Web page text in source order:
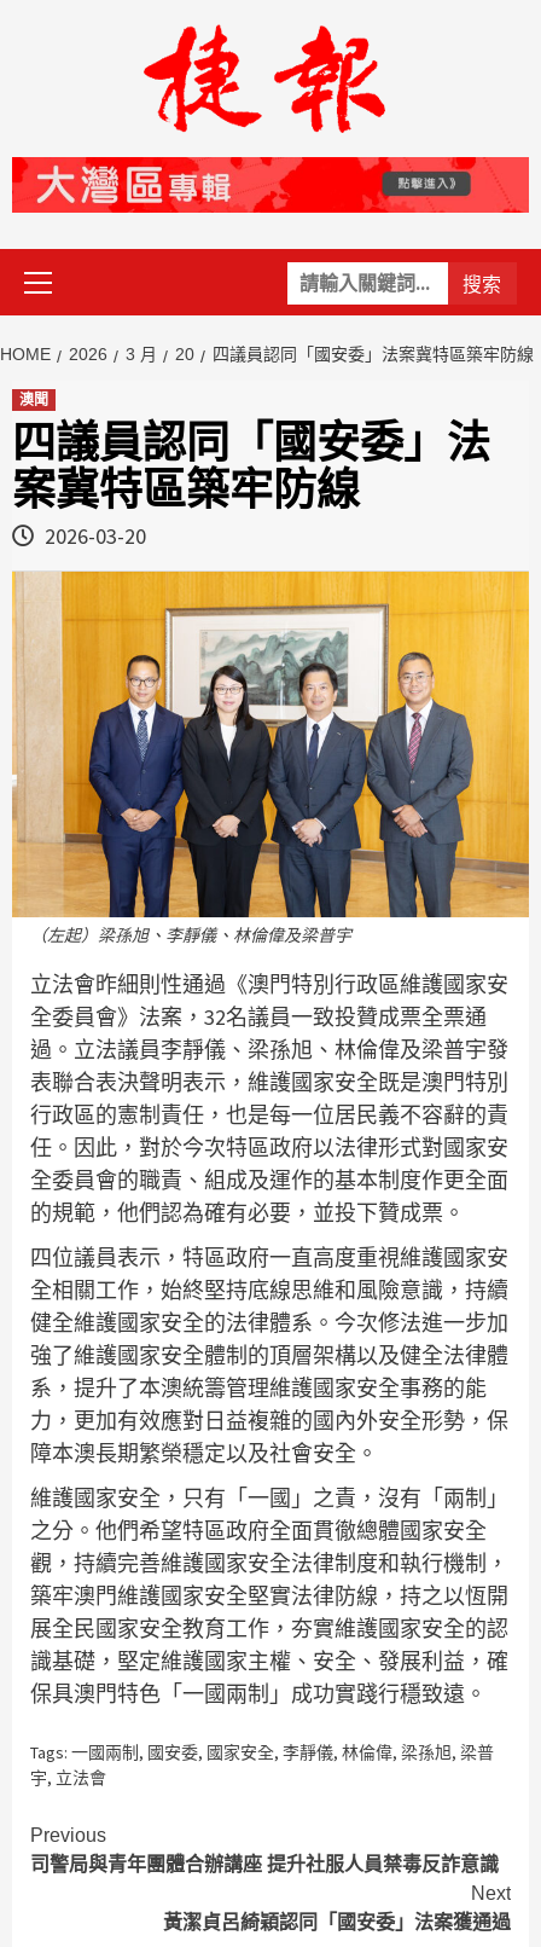
關
鍵
Primary
Menu
HOME 2026 3 月 20 四議員認同「國安委」法案冀特區築牢防線
澳聞
四議員認同「國安委」法
案冀特區築牢防線
2026-03-20
（左起）梁孫旭、李靜儀、林倫偉及梁普宇
立法會昨細則性通過《澳門特別行政區維護國家安
全委員會》法案，32名議員一致投贊成票全票通
過。立法議員李靜儀、梁孫旭、林倫偉及梁普宇發
表聯合表決聲明表示，維護國家安全既是澳門特別
行政區的憲制責任，也是每一位居民義不容辭的責
任。因此，對於今次特區政府以法律形式對國家安
全委員會的職責、組成及運作的基本制度作更全面
的規範，他們認為確有必要，並投下贊成票。
四位議員表示，特區政府一直高度重視維護國家安
全相關工作，始終堅持底線思維和風險意識，持續
健全維護國家安全的法律體系。今次修法進一步加
強了維護國家安全體制的頂層架構以及健全法律體
系，提升了本澳統籌管理維護國家安全事務的能
力，更加有效應對日益複雜的國內外安全形勢，保
障本澳長期繁榮穩定以及社會安全。
維護國家安全，只有「一國」之責，沒有「兩制」
之分。他們希望特區政府全面貫徹總體國家安全
觀，持續完善維護國家安全法律制度和執行機制，
築牢澳門維護國家安全堅實法律防線，持之以恆開
展全民國家安全教育工作，夯實維護國家安全的認
識基礎，堅定維護國家主權、安全、發展利益，確
保具澳門特色「一國兩制」成功實踐行穩致遠。
Tags: 一國兩制, 國安委, 國家安全, 李靜儀, 林倫偉, 梁孫旭, 梁普
宇, 立法會
Continue
Reading
Previous
司警局與青年團體合辦講座 提升社服人員禁毒反詐意識
Next
黃潔貞呂綺穎認同「國安委」法案獲通過